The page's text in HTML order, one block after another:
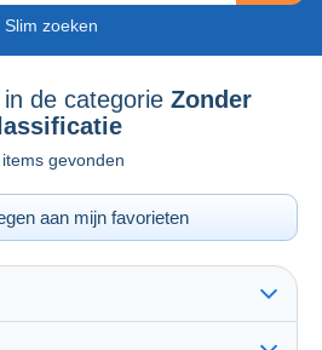
Slim zoeken
de categorie Zonder
gevonden
aan mijn favorieten